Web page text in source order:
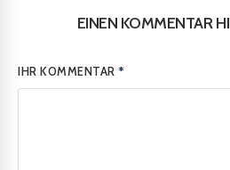
EINEN KOMMENTAR
IHR KOMMENTAR*